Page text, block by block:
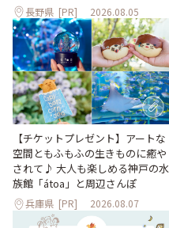
長野県 [PR] 2026.08.05
【チケットプレゼント】アートな
空間ともふもふの生きものに癒や
されて♪ 大人も楽しめる神戸の水
族館「átoa」と周辺さんぽ
兵庫県 [PR] 2026.08.07